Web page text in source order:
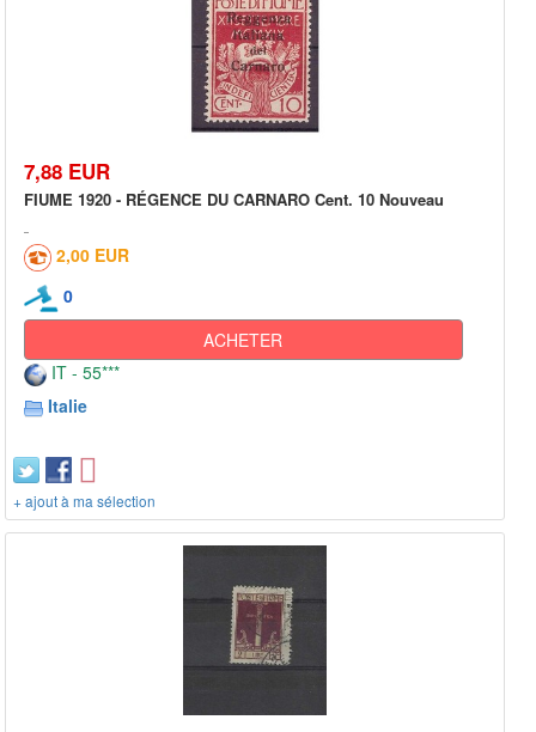
7,88 EUR
FIUME 1920 - RÉGENCE DU CARNARO Cent. 10 Nouveau
2,00 EUR
0
ACHETER
IT - 55***
Italie
+ ajout à ma sélection